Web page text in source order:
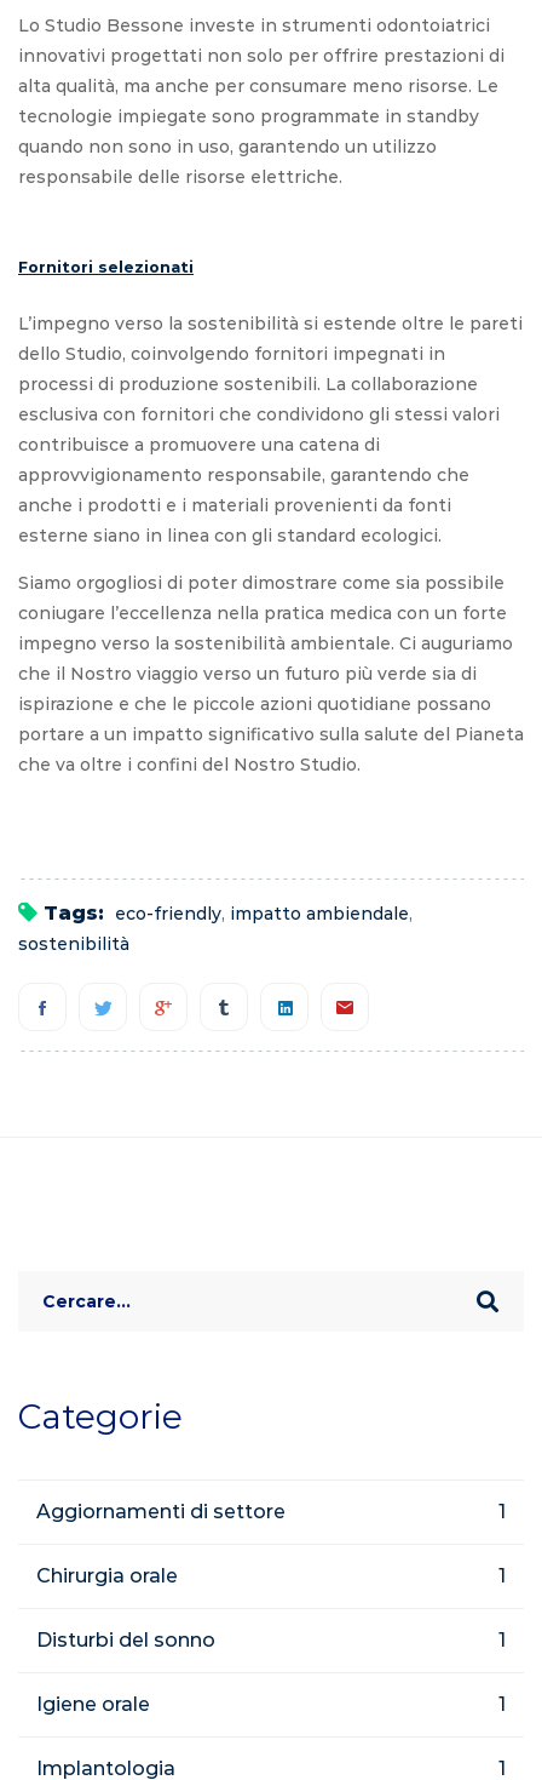
for:
Categorie
Aggiornamenti di settore 1
Chirurgia orale 1
Disturbi del sonno 1
Igiene orale 1
Implantologia 1
Lo Studio Bessone investe in strumenti odontoiatrici
innovativi progettati non solo per offrire prestazioni di
alta qualità, ma anche per consumare meno risorse. Le
tecnologie impiegate sono programmate in standby
quando non sono in uso, garantendo un utilizzo
responsabile delle risorse elettriche.
Fornitori selezionati
L’impegno verso la sostenibilità si estende oltre le pareti
dello Studio, coinvolgendo fornitori impegnati in
processi di produzione sostenibili. La collaborazione
esclusiva con fornitori che condividono gli stessi valori
contribuisce a promuovere una catena di
approvvigionamento responsabile, garantendo che
anche i prodotti e i materiali provenienti da fonti
esterne siano in linea con gli standard ecologici.
Siamo orgogliosi di poter dimostrare come sia possibile
coniugare l’eccellenza nella pratica medica con un forte
impegno verso la sostenibilità ambientale. Ci auguriamo
che il Nostro viaggio verso un futuro più verde sia di
ispirazione e che le piccole azioni quotidiane possano
portare a un impatto significativo sulla salute del Pianeta
che va oltre i confini del Nostro Studio.
Tags: eco-friendly, impatto ambiendale,
sostenibilità